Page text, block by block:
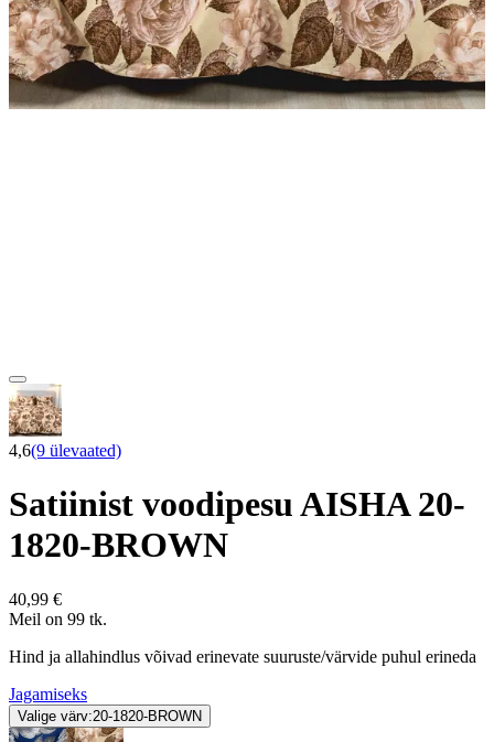
4,6(9 ülevaated)
Satiinist voodipesu AISHA 20-
1820-BROWN
40,99 €
Meil on 99 tk.
Hind ja allahindlus võivad erinevate suuruste/värvide puhul erineda
Jagamiseks
Valige värv:20-1820-BROWN